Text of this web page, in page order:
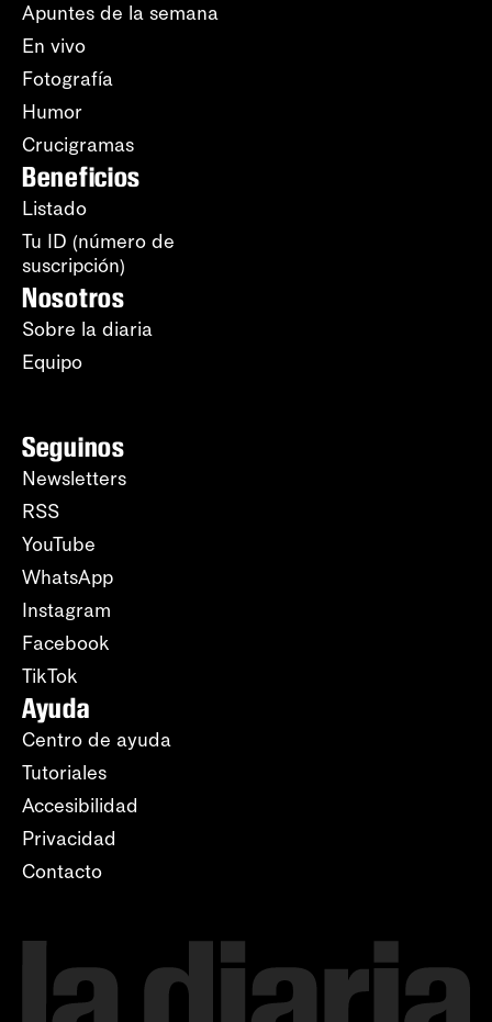
Apuntes de la semana
En vivo
Fotografía
Humor
Crucigramas
Beneficios
Listado
Tu ID (número de
suscripción)
Nosotros
Sobre la diaria
Equipo
Seguinos
Newsletters
RSS
YouTube
WhatsApp
Instagram
Facebook
TikTok
Ayuda
Centro de ayuda
Tutoriales
Accesibilidad
Privacidad
Contacto